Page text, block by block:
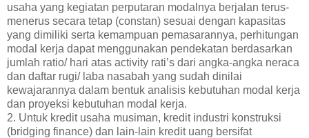
usaha yang kegiatan perputaran modalnya berjalan terus-
menerus secara tetap (constan) sesuai dengan kapasitas
yang dimiliki serta kemampuan pemasarannya, perhitungan
modal kerja dapat menggunakan pendekatan berdasarkan
jumlah ratio/ hari atas activity rati’s dari angka-angka neraca
dan daftar rugi/ laba nasabah yang sudah dinilai
kewajarannya dalam bentuk analisis kebutuhan modal kerja
dan proyeksi kebutuhan modal kerja.
2. Untuk kredit usaha musiman, kredit industri konstruksi
(bridging finance) dan lain-lain kredit uang bersifat